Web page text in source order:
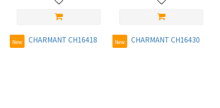
New New